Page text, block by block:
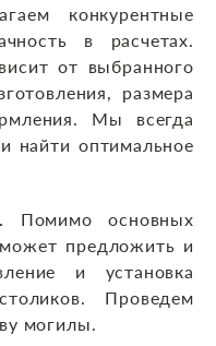
конкурентные
в расчетах.
от выбранного
размера
Мы всегда
найти оптимальное
. Помимо основных
предложить и
и установка
Проведем
могилы.